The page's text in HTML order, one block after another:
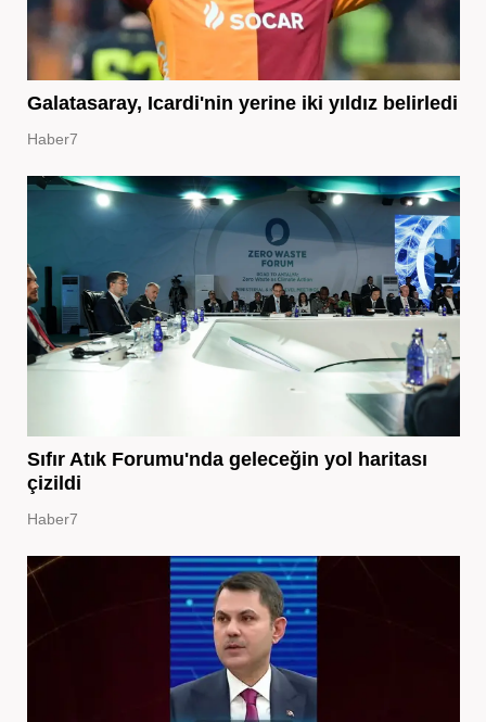
Galatasaray, Icardi'nin yerine iki yıldız belirledi
Haber7
Sıfır Atık Forumu'nda geleceğin yol haritası
çizildi
Haber7